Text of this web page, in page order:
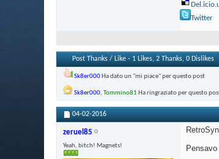
Twitter
Post Thanks / Like - 1 Likes, 2 Thanks, 0 Dislikes
Sk8er000Ha dato un "mi piace" per questo post
Sk8er000, Tommino81 Ha ringraziato per questo
04-02-2016
zeruel85
Yeah, bitch! Magnets!